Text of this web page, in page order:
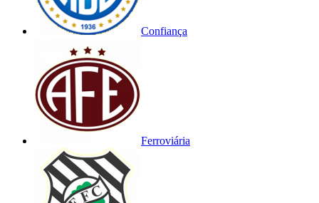
Confiança
Ferroviária